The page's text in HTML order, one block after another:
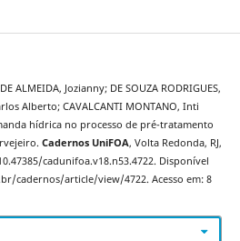
ALMEIDA, Jozianny; DE SOUZA RODRIGUES,
Alberto; CAVALCANTI MONTANO, Inti
hídrica no processo de pré-tratamento
Cadernos UniFOA, Volta Redonda, RJ,
cadunifoa.v18.n53.4722. Disponível
cadernos/article/view/4722. Acesso em: 8